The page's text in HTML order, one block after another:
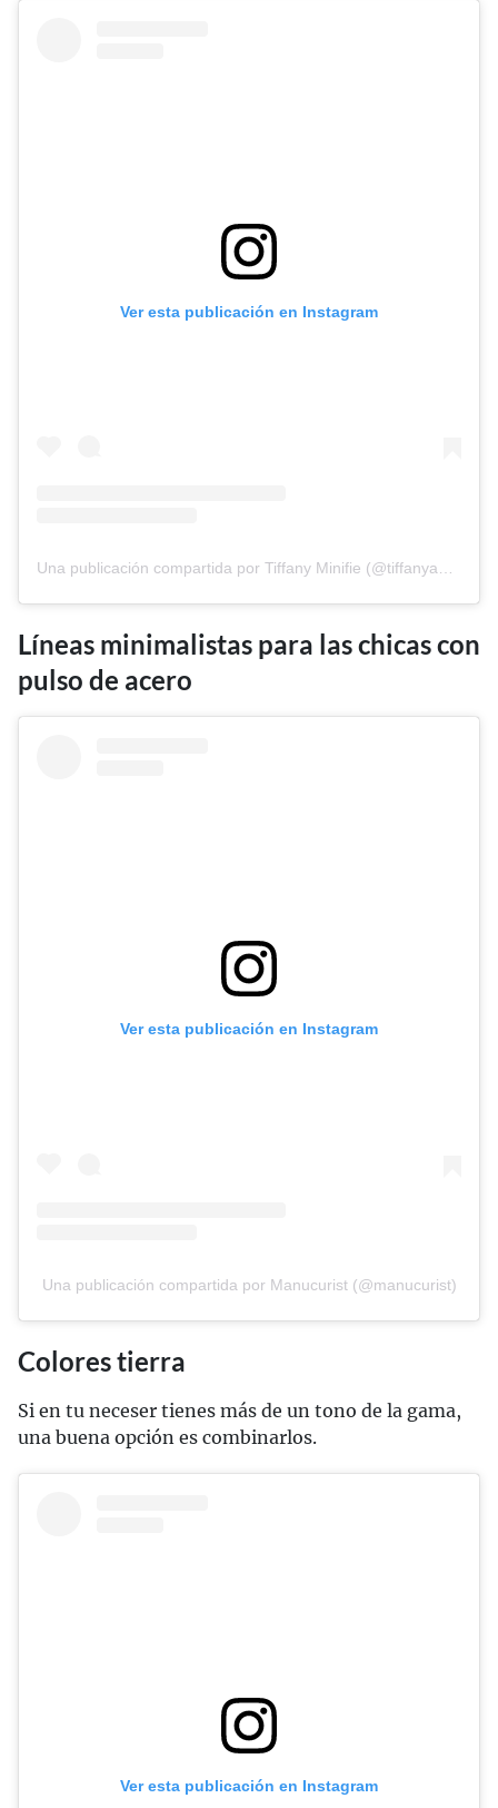
Ver esta publicación en Instagram
Líneas minimalistas para las chicas con
pulso de acero
Ver esta publicación en Instagram
Una publicación compartida por Manucurist (@manucurist)
Colores tierra
Si en tu neceser tienes más de un tono de la gama,
una buena opción es combinarlos.
Ver esta publicación en Instagram